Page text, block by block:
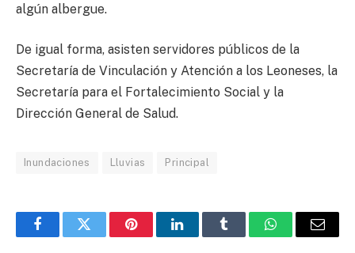
algún albergue.
De igual forma, asisten servidores públicos de la
Secretaría de Vinculación y Atención a los Leoneses, la
Secretaría para el Fortalecimiento Social y la
Dirección General de Salud.
Inundaciones Lluvias Principal
FacebookTwitter PinterestLinkedInTumblr WhatsAppEmail